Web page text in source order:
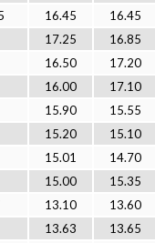
16.45
16.45
17.25
16.85
16.50
17.20
16.00
17.10
15.90
15.55
15.20
15.10
15.01
14.70
15.00
15.35
13.10
13.60
13.63
13.65